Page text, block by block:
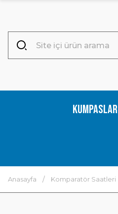
Kumpaslar
Anasayfa Komparatör Saatleri